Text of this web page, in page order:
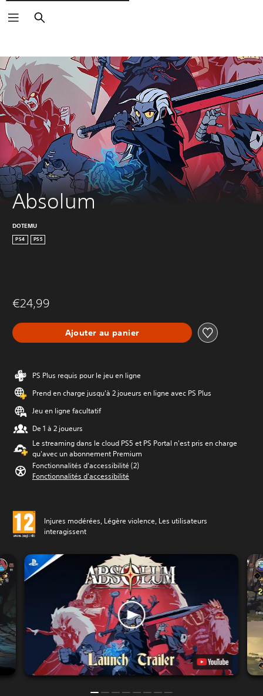
Rechercher
Absolum
DOTEMU
PS4 PS5
€24,99
Ajouter au panier
PS Plus requis pour le jeu en ligne
Prend en charge jusqu'à 2 joueurs en ligne avec PS Plus
Jeu en ligne facultatif
De 1 à 2 joueurs
Le streaming dans le cloud PS5 et PS Portal n'est pris en charge
qu'avec un abonnement Premium
Fonctionnalités d'accessibilité (2)
Fonctionnalités d'accessibilité
Injures modérées, Légère violence, Les utilisateurs
interagissent